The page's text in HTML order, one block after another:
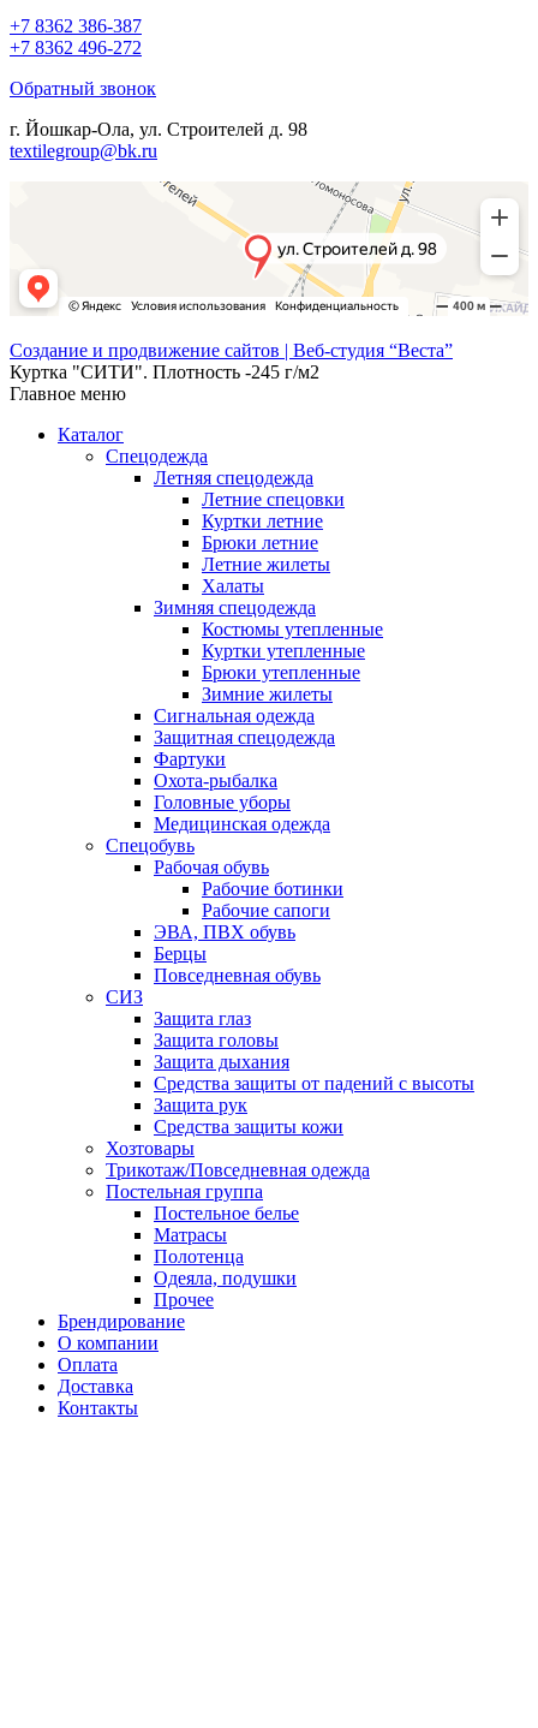
+7 8362 386-387
+7 8362 496-272
Обратный звонок
г. Йошкар-Ола, ул. Строителей д. 98
textilegroup@bk.ru
Создание и продвижение сайтов | Веб-студия “Веста”
Куртка "СИТИ". Плотность -245 г/м2
Главное меню
Каталог
Спецодежда
Летняя спецодежда
Летние спецовки
Куртки летние
Брюки летние
Летние жилеты
Халаты
Зимняя спецодежда
Костюмы утепленные
Куртки утепленные
Брюки утепленные
Зимние жилеты
Сигнальная одежда
Защитная спецодежда
Фартуки
Охота-рыбалка
Головные уборы
Медицинская одежда
Спецобувь
Рабочая обувь
Рабочие ботинки
Рабочие сапоги
ЭВА, ПВХ обувь
Берцы
Повседневная обувь
СИЗ
Защита глаз
Защита головы
Защита дыхания
Средства защиты от падений с высоты
Защита рук
Средства защиты кожи
Хозтовары
Трикотаж/Повседневная одежда
Постельная группа
Постельное белье
Матрасы
Полотенца
Одеяла, подушки
Прочее
Брендирование
О компании
Оплата
Доставка
Контакты